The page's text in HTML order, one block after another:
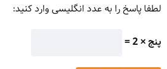
لطفا پاسخ را به عدد انگلیسی وارد کنید:
پنج × 2 =